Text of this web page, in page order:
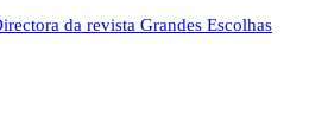
da revista Grandes Escolhas